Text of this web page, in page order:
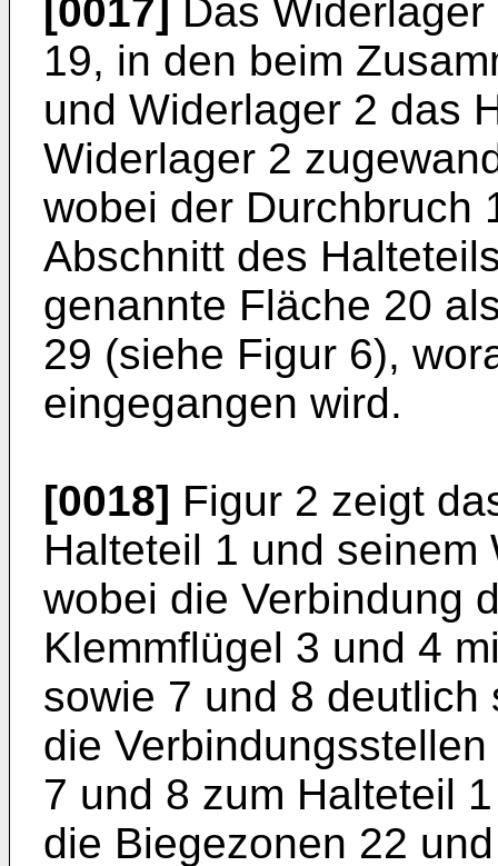
[0017] Das
19, in den beim
und Widerlager 2 das
Widerlager 2
wobei der Durchbruch
Abschnitt des
genannte Fläche 20
29 (siehe Figur 6),
eingegangen wird.
[0018] Figur 2 zeigt
Halteteil 1 und
wobei die Verbindung
Klemmflügel 3 und 4
sowie 7 und 8
die
7 und 8 zum Halteteil
die Biegezonen 22